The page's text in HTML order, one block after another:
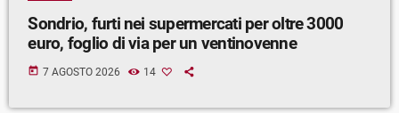
Sondrio, furti nei supermercati per oltre 3000
euro, foglio di via per un ventinovenne
today 7 AGOSTO 2026 14